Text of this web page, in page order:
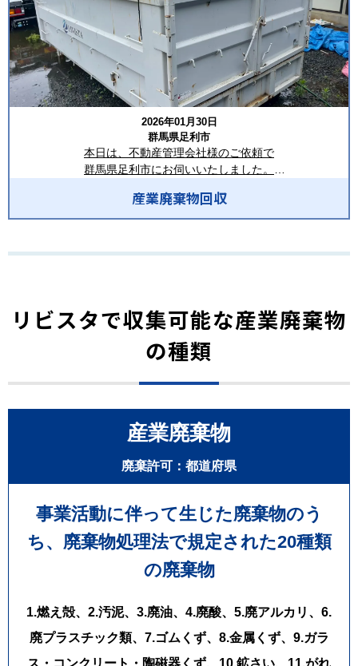
談ください。迅速・丁寧な対応で、お客様の現場をサポートいた
します。
ーーーーーーーーーーーーーーーーーー
合同会社LIVISTA（リビスタ）
埼玉県深谷市本住町1-1 1階F号室
TEL：048-514-0621
FAX：048-611-7814
MAIL：info@livista.biz
HP：https://livista.biz/
弊社では埼玉県、東京都を中心に1都6県のエリアにて、産業廃棄
物収集運搬や残置物撤去を行っております。
フレコンでの回収や8㎥コンテナの設置などお客様のご要望に合わ
せた柔軟なご対応が可能です。
産業廃棄物の事でお困りの方や、安く廃棄物の処理を行いたいな
ど、どんな事でも構いませんのでお気軽にご相談下さいませ。
お電話やメールまたは、HPの問い合わせフォームからもお問合せ
可能でございます。
ご連絡をお待ちしております。
ーーーーーーーーーーーーーーーーー
ーーーーーーーーーーーーーーーーー
2026年01月30日
群馬県足利市
本日は、不動産管理会社様のご依頼で
群馬県足利市にお伺いいたしました。
8㎥コンテナの引き上げを行いました。
回収品目は混合廃棄物、木材、お家にあった不用品(木のボックス
った回収方法がございますので、
ませ。お客様のお役に立てるよう最適な産廃回収の方法をご提案
合同会社LIVISTA(リビスタ)
埼玉県深谷市上野台3149-7 MG D-1
FAX：048-611-7814
MAIL：info@livista.biz
HP：https://livista.biz/
ーーーーーーーーーーーーーーーーー
産業廃棄物回収
リビスタで収集可能な産業廃棄物
の種類
産業廃棄物
廃棄許可：都道府県
事業活動に伴って生じた廃棄物のう
ち、 廃棄物処理法で規定された20種類
の廃棄物
1.燃え殻、2.汚泥、3.廃油、4.廃酸、5.廃アルカリ、6.
廃プラスチック類、7.ゴムくず、8.金属くず、9.ガラ
ス・コンクリート・陶磁器くず、10.鉱さい、11.がれ